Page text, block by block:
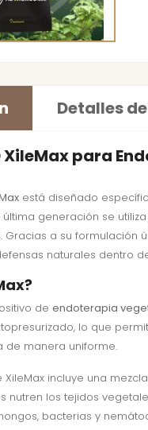
Detalles
XileMax para
está diseñado
última generación se
Gracias a su formulación
naturales dentro
de endoterapia
lo que
de manera uniforme.
incluye una
nutren los tejidos
bacterias y